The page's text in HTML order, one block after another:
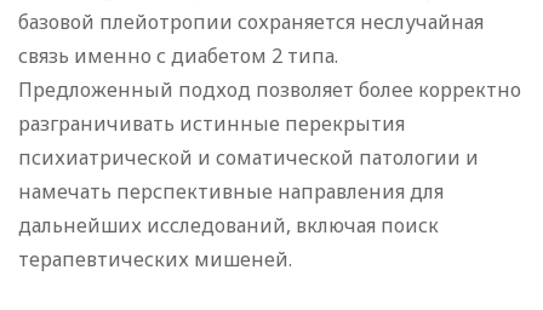
базовой плейотропии сохраняется неслучайная
связь именно с диабетом 2 типа.
Предложенный подход позволяет более корректно
разграничивать истинные перекрытия
психиатрической и соматической патологии и
намечать перспективные направления для
дальнейших исследований, включая поиск
терапевтических мишеней.